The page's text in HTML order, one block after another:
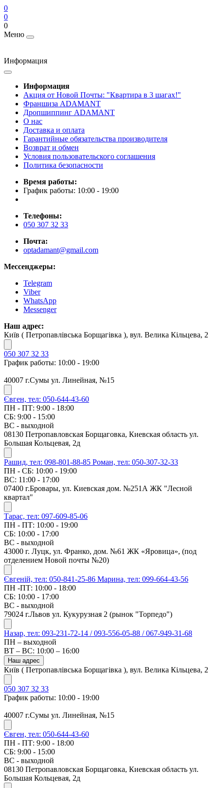
0
0
0
Меню
Информация
Информация
Акция от Новой Почты: "Квартира в 3 шагах!"
Франшиза ADAMANT
Дропшиппинг ADAMANT
О нас
Доставка и оплата
Гарантийные обязательства производителя
Возврат и обмен
Условия пользовательского соглашения
Политика безопасности
Время работы:
График работы: 10:00 - 19:00
Телефоны:
050 307 32 33
Почта:
optadamant@gmail.com
Мессенджеры:
Telegram
Viber
WhatsApp
Messenger
Наш адрес:
Київ ( Петропавлівська Борщагівка ), вул. Велика Кільцева, 2
050 307 32 33
График работы: 10:00 - 19:00
40007 г.Сумы ул. Линейная, №15
Євген, тел: 050-644-43-60
ПН - ПТ: 9:00 - 18:00
СБ: 9:00 - 15:00
ВС - выходной
08130 Петропавловская Борщаговка, Киевская область ул.
Большая Кольцевая, 2д
Рашид, тел: 098-801-88-85 Роман, тел: 050-307-32-33
ПН - СБ: 10:00 - 19:00
ВС: 11:00 - 17:00
07400 г.Бровары, ул. Киевская дом. №251А ЖК "Лесной
квартал"
Тарас, тел: 097-609-85-06
ПН - ПТ: 10:00 - 19:00
СБ: 10:00 - 17:00
ВС - выходной
43000 г. Луцк, ул. Франко, дом. №61 ЖК «Яровица», (под
отделением Новой почты №20)
Євгеній, тел: 050-841-25-86 Марина, тел: 099-664-43-56
ПН -ПТ: 10:00 - 18:00
СБ: 10:00 - 17:00
ВС - выходной
79024 г.Львов ул. Кукурузная 2 (рынок "Торпедо")
Назар, тел: 093-231-72-14 / 093-556-05-88 / 067-949-31-68
ПН – выходной
ВТ – ВС: 10:00 – 16:00
Наш адрес
Київ ( Петропавлівська Борщагівка ), вул. Велика Кільцева, 2
050 307 32 33
График работы: 10:00 - 19:00
40007 г.Сумы ул. Линейная, №15
Євген, тел: 050-644-43-60
ПН - ПТ: 9:00 - 18:00
СБ: 9:00 - 15:00
ВС - выходной
08130 Петропавловская Борщаговка, Киевская область ул.
Большая Кольцевая, 2д